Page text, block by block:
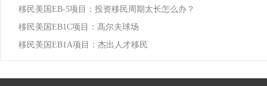
移民美国EB-5项目：投资移民周期太长怎么办？
移民美国EB1C项目：高尔夫球场
移民美国EB1A项目：杰出人才移民